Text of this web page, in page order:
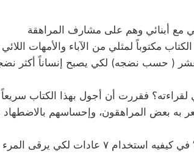
مع أبنائي وهم على مشارف المراهقة
مكتوباً لمثلي من الآباء والأمهات
( حسب نضجه) لكي يصبح إنساناً أكثر
لقراءته؟ فقررت أن أجول بهذا الكتاب
به بعض المراهقون، وإحساسهم بالاضطهاد
شخصاً ناجحاً وهذه العادات هي: